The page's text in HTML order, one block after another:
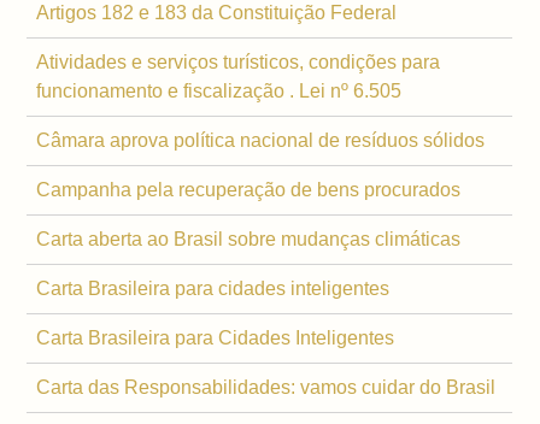
Artigos 182 e 183 da Constituição Federal
Atividades e serviços turísticos, condições para
funcionamento e fiscalização . Lei nº 6.505
Câmara aprova política nacional de resíduos sólidos
Campanha pela recuperação de bens procurados
Carta aberta ao Brasil sobre mudanças climáticas
Carta Brasileira para cidades inteligentes
Carta Brasileira para Cidades Inteligentes
Carta das Responsabilidades: vamos cuidar do Brasil